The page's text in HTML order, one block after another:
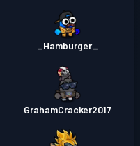
_Hamburger_
GrahamCracker2017